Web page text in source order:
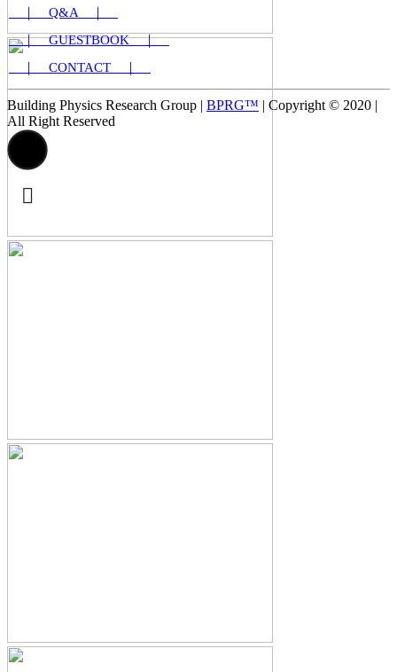
｜ Q&A ｜
｜ GUESTBOOK ｜
｜ CONTACT ｜
Building Physics Research Group | BPRG™ | Copyright © 2020 |
All Right Reserved